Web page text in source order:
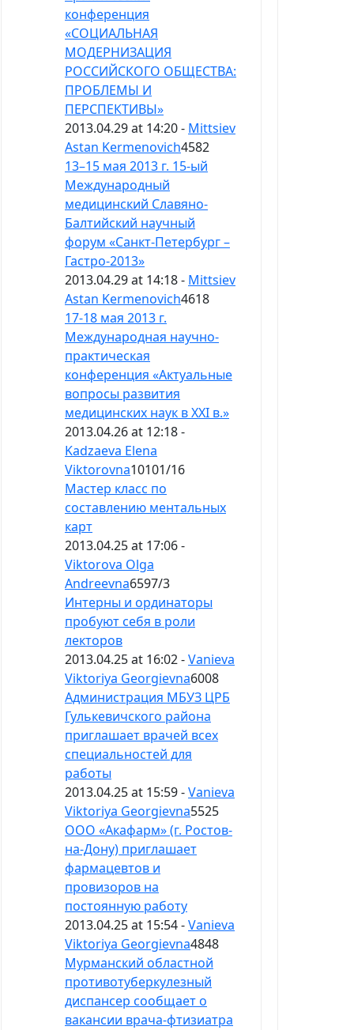
конференция
«СОЦИАЛЬНАЯ
МОДЕРНИЗАЦИЯ
РОССИЙСКОГО ОБЩЕСТВА:
ПРОБЛЕМЫ И
ПЕРСПЕКТИВЫ»
2013.04.29 at 14:20 - Mittsiev
Astan Kermenovich4582
13–15 мая 2013 г. 15-ый
Международный
медицинский Славяно-
Балтийский научный
форум «Санкт-Петербург –
Гастро-2013»
2013.04.29 at 14:18 - Mittsiev
Astan Kermenovich4618
17-18 мая 2013 г.
Международная научно-
практическая
конференция «Актуальные
вопросы развития
медицинских наук в XXI в.»
2013.04.26 at 12:18 -
Kadzaeva Elena
Viktorovna10101/16
Мастер класс по
составлению ментальных
карт
2013.04.25 at 17:06 -
Viktorova Olga
Andreevna6597/3
Интерны и ординаторы
пробуют себя в роли
лекторов
2013.04.25 at 16:02 -Vanieva
Viktoriya Georgievna6008
Администрация МБУЗ ЦРБ
Гулькевичского района
приглашает врачей всех
специальностей для
работы
2013.04.25 at 15:59 -Vanieva
Viktoriya Georgievna5525
ООО «Акафарм» (г. Ростов-
на-Дону) приглашает
фармацевтов и
провизоров на
постоянную работу
2013.04.25 at 15:54 -Vanieva
Viktoriya Georgievna4848
Мурманский областной
противотуберкулезный
диспансер сообщает о
вакансии врача-фтизиатра